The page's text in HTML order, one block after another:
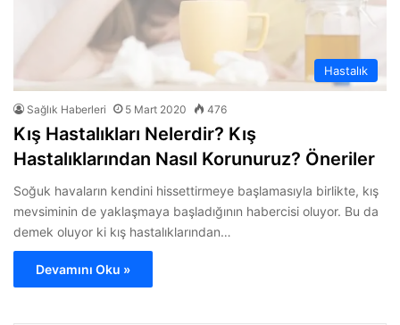
Hastalık
Sağlık Haberleri 5 Mart 2020 476
Kış Hastalıkları Nelerdir? Kış
Hastalıklarından Nasıl Korunuruz? Öneriler
Soğuk havaların kendini hissettirmeye başlamasıyla birlikte, kış
mevsiminin de yaklaşmaya başladığının habercisi oluyor. Bu da
demek oluyor ki kış hastalıklarından…
Devamını Oku »